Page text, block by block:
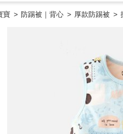
寶 防踢被｜背心 厚款防踢被